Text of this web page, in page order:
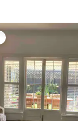
イスです。